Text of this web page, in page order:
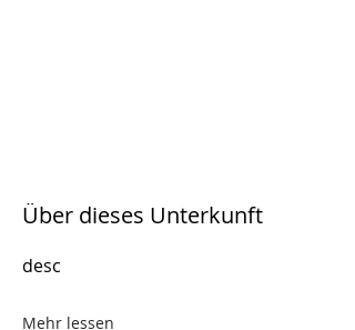
Über dieses Unterkunft
desc
Mehr lessen